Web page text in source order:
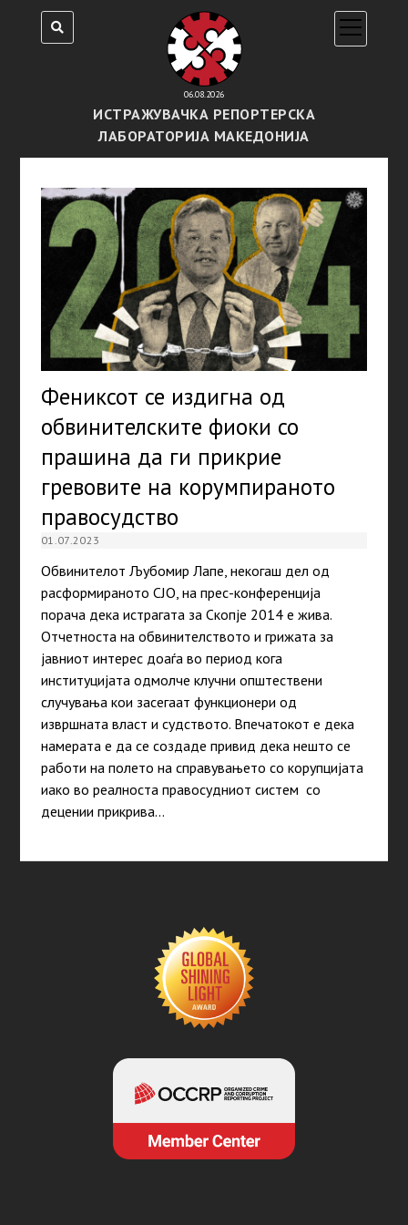
06.08.2026
ИСТРАЖУВАЧКА РЕПОРТЕРСКА
ЛАБОРАТОРИЈА МАКЕДОНИЈА
open
menu
Фениксот се издигна од
обвинителските фиоки со
прашина да ги прикрие
гревовите на корумпираното
правосудство
01.07.2023
Обвинителот Љубомир Лапе, некогаш дел од
расформираното СЈО, на прес-конференција
порача дека истрагата за Скопје 2014 е жива.
Отчетноста на обвинителството и грижата за
јавниот интерес доаѓа во период кога
институцијата одмолче клучни општествени
случувања кои засегаат функционери од
извршната власт и судството. Впечатокот е дека
намерата е да се создаде привид дека нешто се
работи на полето на справувањето со корупцијата
иако во реалноста правосудниот систем со
децении прикрива…